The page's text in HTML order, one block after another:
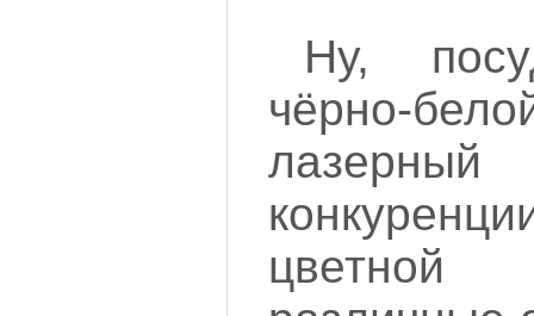
Ну,
чёрно-